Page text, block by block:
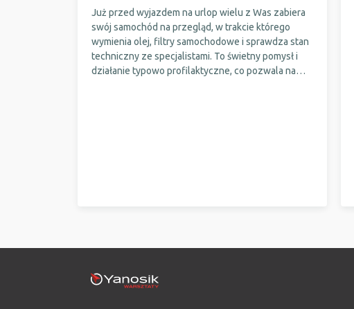
Już przed wyjazdem na urlop wielu z Was zabiera
swój samochód na przegląd, w trakcie którego
wymienia olej, filtry samochodowe i sprawdza stan
techniczny ze specjalistami. To świetny pomysł i
działanie typowo profilaktyczne, co pozwala na